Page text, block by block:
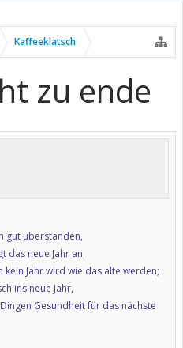
Kaffeeklatsch
zu ende
gut überstanden,
das neue Jahr an,
Jahr wird wie das alte werden;
ins neue Jahr,
Gesundheit für das nächste